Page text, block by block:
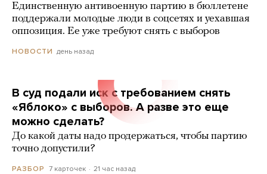
Единственную антивоенную партию в бюллетене
поддержали молодые люди в соцсетях и уехавшая
оппозиция. Ее уже требуют снять с выборов
НОВОСТИ день назад
В суд подали иск с требованием снять
«Яблоко» с выборов. А разве это еще
можно сделать?
До какой даты надо продержаться, чтобы партию
точно допустили?
РАЗБОР 7 карточек 21 час назад